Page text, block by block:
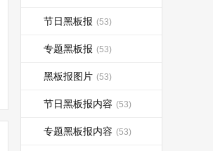
节日黑板报 (53)
专题黑板报 (53)
黑板报图片 (53)
节日黑板报内容 (53)
专题黑板报内容 (53)